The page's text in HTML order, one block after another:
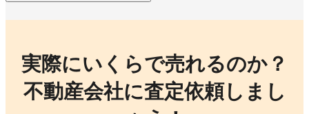
実際にいくらで売れるのか？
不動産会社に査定依頼しまし